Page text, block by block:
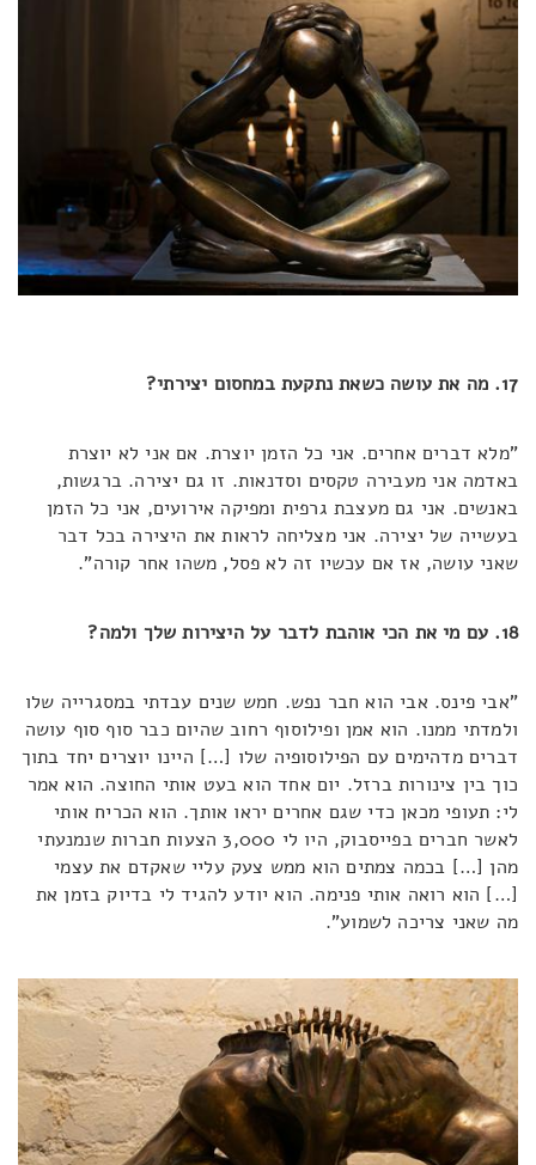
17. מה את עושה כשאת נתקעת במחסום יצירתי?
"מלא דברים אחרים. אני כל הזמן יוצרת. אם אני לא יוצרת
באדמה אני מעבירה טקסים וסדנאות. זו גם יצירה. ברגשות,
באנשים. אני גם מעצבת גרפית ומפיקה אירועים, אני כל הזמן
בעשייה של יצירה. אני מצליחה לראות את היצירה בכל דבר
שאני עושה, אז אם עכשיו זה לא פסל, משהו אחר קורה".
18. עם מי את הכי אוהבת לדבר על היצירות שלך ולמה?
"אבי פינס. אבי הוא חבר נפש. חמש שנים עבדתי במסגרייה שלו
ולמדתי ממנו. הוא אמן ופילוסוף רחוב שהיום כבר סוף סוף עושה
דברים מדהימים עם הפילוסופיה שלו […] היינו יוצרים יחד בתוך
כוך בין צינורות ברזל. יום אחד הוא בעט אותי החוצה. הוא אמר
לי: תעופי מכאן כדי שגם אחרים יראו אותך. הוא הכריח אותי
לאשר חברים בפייסבוק, היו לי 3,000 הצעות חברות שנמנעתי
מהן […] בכמה צמתים הוא ממש צעק עליי שאקדם את עצמי
[…] הוא רואה אותי פנימה. הוא יודע להגיד לי בדיוק בזמן את
מה שאני צריכה לשמוע".